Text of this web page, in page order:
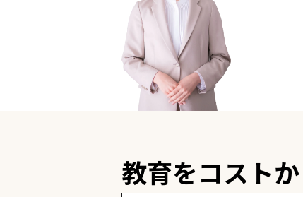
教育をコスト